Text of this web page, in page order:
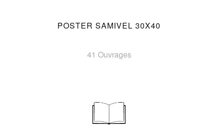
POSTER SAMIVEL 30X40
41 Ouvrages